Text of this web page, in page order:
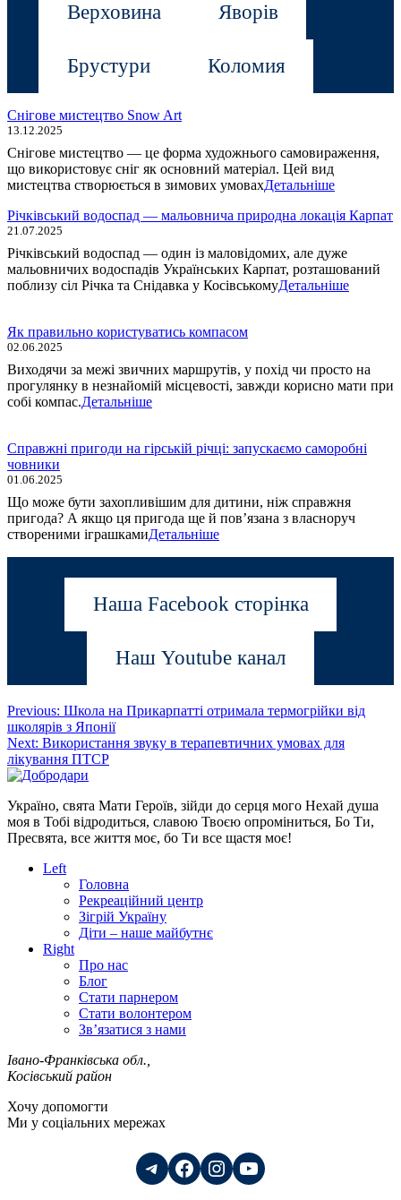
Верховина Яворів
Брустури Коломия
Снігове мистецтво Snow Art
13.12.2025
Снігове мистецтво — це форма художнього самовираження,
що використовує сніг як основний матеріал. Цей вид
мистецтва створюється в зимових умовахДетальніше
Річківський водоспад — мальовнича природна локація Карпат
21.07.2025
Річківський водоспад — один із маловідомих, але дуже
мальовничих водоспадів Українських Карпат, розташований
поблизу сіл Річка та Снідавка у КосівськомуДетальніше
Як правильно користуватись компасом
02.06.2025
Виходячи за межі звичних маршрутів, у похід чи просто на
прогулянку в незнайомій місцевості, завжди корисно мати при
собі компас.Детальніше
Справжні пригоди на гірській річці: запускаємо саморобні
човники
01.06.2025
Що може бути захопливішим для дитини, ніж справжня
пригода? А якщо ця пригода ще й пов’язана з власноруч
створеними іграшкамиДетальніше
Наша Facebook сторінка
Наш Youtube канал
Post
navigation
Previous: Школа на Прикарпатті отримала термогрійки від
школярів з Японії
Next: Використання звуку в терапевтичних умовах для
лікування ПТСР
Україно, свята Мати Героїв, зійди до серця мого Нехай душа
моя в Тобі відродиться, славою Твоєю опроміниться, Бо Ти,
Пресвята, все життя моє, бо Ти все щастя моє!
Left
Головна
Рекреаційний центр
Зігрій Україну
Діти – наше майбутнє
Right
Про нас
Блог
Стати парнером
Стати волонтером
Зв’язатися з нами
Івано-Франківська обл.,
Косівський район
Хочу допомогти
Ми у соціальних мережах
Telegram
Facebook
Instagram
YouTube